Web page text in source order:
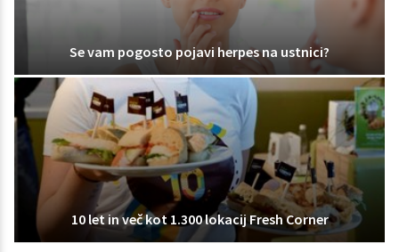
Se vam pogosto pojavi herpes na ustnici?
10 let in več kot 1.300 lokacij Fresh Corner